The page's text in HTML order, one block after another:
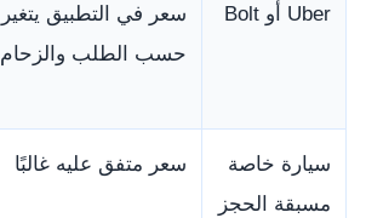
Uber أو Bolt
سعر في التطبيق يتغير
حسب الطلب والزحام
سيارة خاصة
مسبقة الحجز
سعر متفق عليه غالبًا